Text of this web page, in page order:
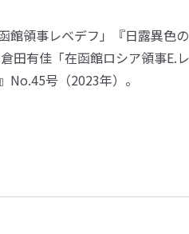
館領事レベデフ」『日露異色
田有佳「在函館ロシア領事E.
号（2023年）。